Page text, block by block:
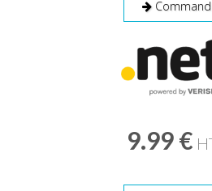
9.99 €